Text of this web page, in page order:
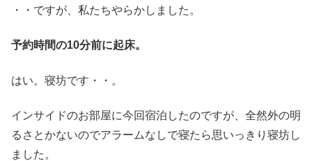
・・ですが、私たちやらかしました。
予約時間の10分前に起床。
はい。寝坊です・・。
インサイドのお部屋に今回宿泊したのですが、全然外の明
るさとかないのでアラームなしで寝たら思いっきり寝坊し
ました。